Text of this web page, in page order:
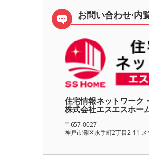
お問い合わせ·内
住宅情報ネットワーク・
株式会社エスエスホー
〒657-0027
神戸市灘区永手町2丁目2-11 メ